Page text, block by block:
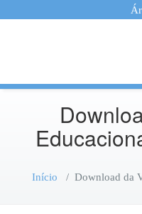
Início / Download da